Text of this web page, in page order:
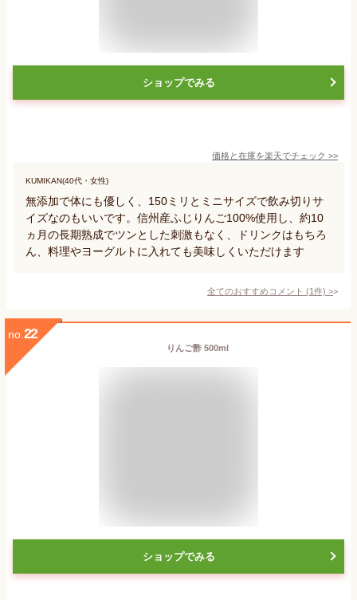
ショップでみる
価格と在庫を楽天でチェック >>
KUMIKAN(40代・女性)
無添加で体にも優しく、150ミリとミニサイズで飲み切りサ
イズなのもいいです。信州産ふじりんご100%使用し、約10
ヵ月の長期熟成でツンとした刺激もなく、ドリンクはもちろ
ん、料理やヨーグルトに入れても美味しくいただけます
全てのおすすめコメント (1件) >
no. 22
りんご酢 500ml
ショップでみる